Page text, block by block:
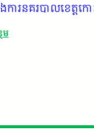
ារ​នគរបាល​ខេត្ត​ក
រ​ចាំបាច់​មួយ​ចំនួន​ ដល់​
បាល​ទាំង​ ៧​ ក្រុង​ស្រុ
ម